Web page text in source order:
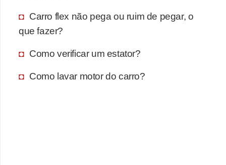
Carro flex não pega ou ruim de pegar, o
que fazer?
Como verificar um estator?
Como lavar motor do carro?